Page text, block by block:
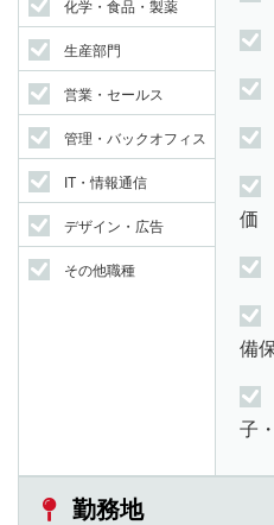
化学・食品・製薬
生産部門
営業・セールス
管理・バックオフィス
IT・情報通信
デザイン・広告
その他職種
価
備
子
勤務地